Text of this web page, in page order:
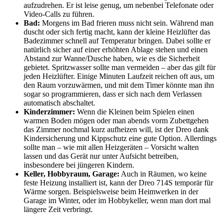
aufzudrehen. Er ist leise genug, um nebenbei Telefonate oder
Video-Calls zu führen.
Bad: Morgens im Bad frieren muss nicht sein. Während man
duscht oder sich fertig macht, kann der kleine Heizlüfter das
Badezimmer schnell auf Temperatur bringen. Dabei sollte er
natürlich sicher auf einer erhöhten Ablage stehen und einen
Abstand zur Wanne/Dusche haben, wie es die Sicherheit
gebietet. Spritzwasser sollte man vermeiden – aber das gilt für
jeden Heizlüfter. Einige Minuten Laufzeit reichen oft aus, um
den Raum vorzuwärmen, und mit dem Timer könnte man ihn
sogar so programmieren, dass er sich nach dem Verlassen
automatisch abschaltet.
Kinderzimmer: Wenn die Kleinen beim Spielen einen
warmen Boden mögen oder man abends vorm Zubettgehen
das Zimmer nochmal kurz aufheizen will, ist der Dreo dank
Kindersicherung und Kippschutz eine gute Option. Allerdings
sollte man – wie mit allen Heizgeräten – Vorsicht walten
lassen und das Gerät nur unter Aufsicht betreiben,
insbesondere bei jüngeren Kindern.
Keller, Hobbyraum, Garage: Auch in Räumen, wo keine
feste Heizung installiert ist, kann der Dreo 714S temporär für
Wärme sorgen. Beispielsweise beim Heimwerken in der
Garage im Winter, oder im Hobbykeller, wenn man dort mal
längere Zeit verbringt.